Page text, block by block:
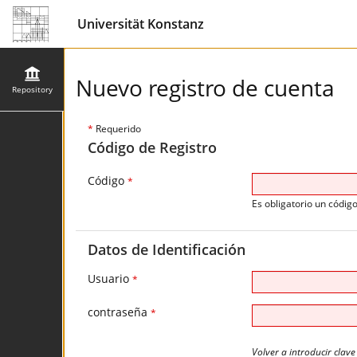
Universität Konstanz
Repository Nuevo registro de cuenta
* Requerido
Código de Registro
Código *
Es obligatorio un
Datos de Identificación
Usuario *
contraseña *
Volver a introducir clave